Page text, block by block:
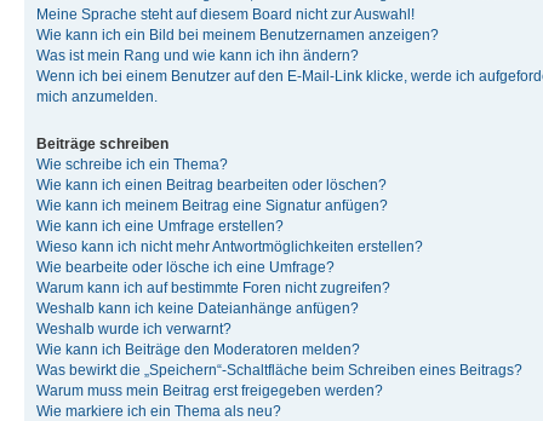
Meine Sprache steht auf diesem Board nicht zur Auswahl!
Wie kann ich ein Bild bei meinem Benutzernamen anzeigen?
Was ist mein Rang und wie kann ich ihn ändern?
Wenn ich bei einem Benutzer auf den E-Mail-Link klicke, werde ich
mich anzumelden.
Beiträge schreiben
Wie schreibe ich ein Thema?
Wie kann ich einen Beitrag bearbeiten oder löschen?
Wie kann ich meinem Beitrag eine Signatur anfügen?
Wie kann ich eine Umfrage erstellen?
Wieso kann ich nicht mehr Antwortmöglichkeiten erstellen?
Wie bearbeite oder lösche ich eine Umfrage?
Warum kann ich auf bestimmte Foren nicht zugreifen?
Weshalb kann ich keine Dateianhänge anfügen?
Weshalb wurde ich verwarnt?
Wie kann ich Beiträge den Moderatoren melden?
Was bewirkt die „Speichern“-Schaltfläche beim Schreiben eines Beitrags?
Warum muss mein Beitrag erst freigegeben werden?
Wie markiere ich ein Thema als neu?